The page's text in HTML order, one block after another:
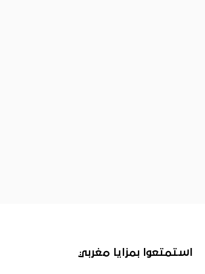
استمتعوا بمزايا مغربي